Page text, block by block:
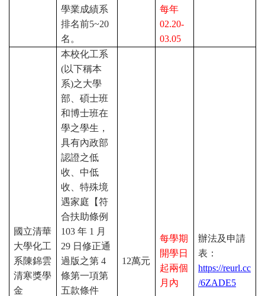
學業成績系
排名前5~20
名。
每年
02.20-
03.05
國立清華
大學化工
系陳錦雲
清寒獎學
金
本校化工系
(以下稱本
系)之大學
部、碩士班
和博士班在
學之學生，
具有內政部
認證之低
收、中低
收、特殊境
遇家庭【符
合扶助條例
103 年 1 月
29 日修正通
過版之第 4
條第一項第
五款條件
1 2萬元
每學期
開學日
起兩個
月內
辦法及申請
表：
https://reurl.cc
/6ZADE5